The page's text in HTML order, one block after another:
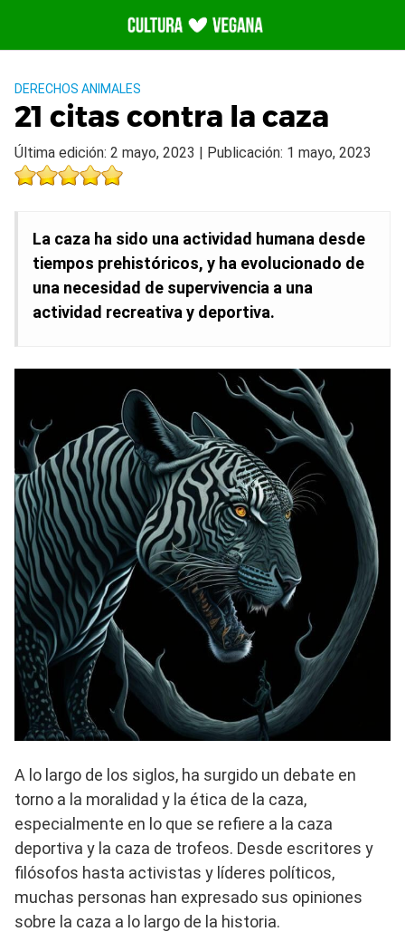
contenido
DERECHOS ANIMALES
21 citas contra la caza
Última edición: 2 mayo, 2023 | Publicación: 1 mayo, 2023
La caza ha sido una actividad humana desde
tiempos prehistóricos, y ha evolucionado de
una necesidad de supervivencia a una
actividad recreativa y deportiva.
A lo largo de los siglos, ha surgido un debate en
torno a la moralidad y la ética de la caza,
especialmente en lo que se refiere a la caza
deportiva y la caza de trofeos. Desde escritores y
filósofos hasta activistas y líderes políticos,
muchas personas han expresado sus opiniones
sobre la caza a lo largo de la historia.